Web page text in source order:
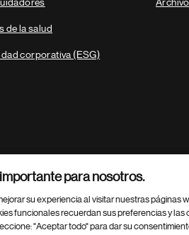
de la salud
corporativa (ESG)
AG
para nosotros.
su experiencia al visitar nuestras páginas
funcionales recuerdan sus preferencias y
"Aceptar todo" para dar su